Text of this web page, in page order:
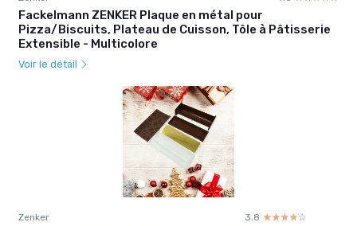
Fackelmann ZENKER Plaque en métal pour
Pizza/Biscuits, Plateau de Cuisson, Tôle à Pâtisserie
Extensible - Multicolore
Voir le détail
Zenker 3.8 ☆☆☆☆☆
★★★★★